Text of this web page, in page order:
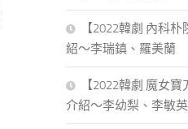
【2022韓劇 內科
紹～李瑞鎮、羅美蘭
【2022韓劇 魔女
介紹～李幼梨、李敏